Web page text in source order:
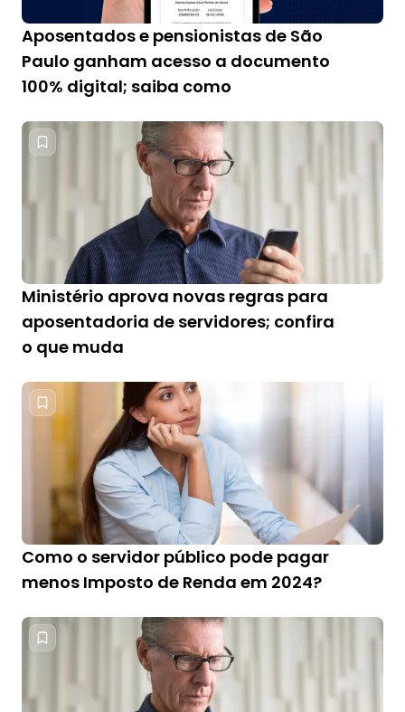
Aposentados e pensionistas de São
Paulo ganham acesso a documento
100% digital; saiba como
Ministério aprova novas regras para
aposentadoria de servidores; confira
o que muda
Como o servidor público pode pagar
menos Imposto de Renda em 2024?